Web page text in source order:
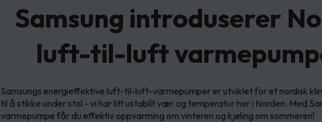
Samsung introduserer
luft-til-luft
Samsungs energieffektive luft-til-luft-varmepumper er utviklet for et nordisk
til å stikke under stol - vi har litt ustabilt vær og temperatur her i Norden. Med
varmepumpe får du effektiv oppvarming om vinteren og kjøling om sommeren!